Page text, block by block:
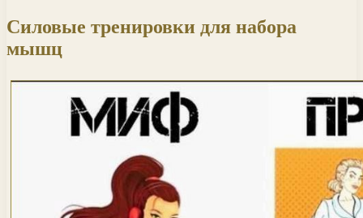
Силовые тренировки для набора
мышц